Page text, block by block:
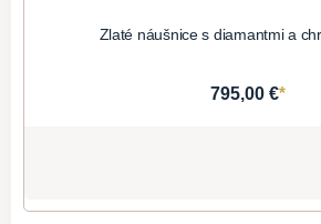
Zlaté náušnice s diamantmi a
795,00 €*